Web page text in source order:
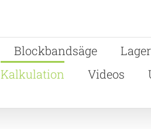
Blockbandsäge
Kalkulation Videos